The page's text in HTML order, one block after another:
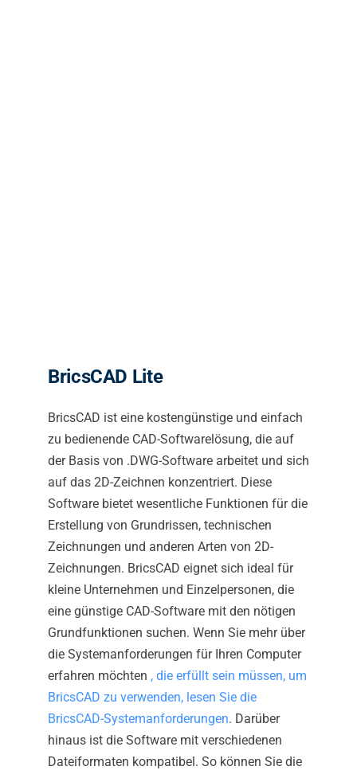
BricsCAD Lite
BricsCAD ist eine kostengünstige und einfach
zu bedienende CAD-Softwarelösung, die auf
der Basis von .DWG-Software arbeitet und sich
auf das 2D-Zeichnen konzentriert. Diese
Software bietet wesentliche Funktionen für die
Erstellung von Grundrissen, technischen
Zeichnungen und anderen Arten von 2D-
Zeichnungen. BricsCAD eignet sich ideal für
kleine Unternehmen und Einzelpersonen, die
eine günstige CAD-Software mit den nötigen
Grundfunktionen suchen. Wenn Sie mehr über
die Systemanforderungen für Ihren Computer
erfahren möchten , die erfüllt sein müssen, um
BricsCAD zu verwenden, lesen Sie die
BricsCAD-Systemanforderungen. Darüber
hinaus ist die Software mit verschiedenen
Dateiformaten kompatibel. So können Sie die